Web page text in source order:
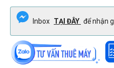
Inbox TẠI ĐÂY để nhận